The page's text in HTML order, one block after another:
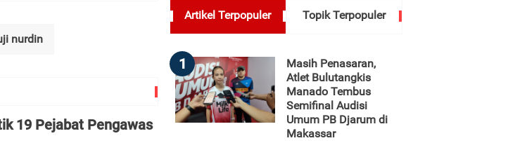
nurdin
19 Pejabat Pengawas
Artikel Terpopuler Topik Terpopuler
1
Masih Penasaran,
Atlet Bulutangkis
Manado Tembus
Semifinal Audisi
Umum PB Djarum di
Makassar